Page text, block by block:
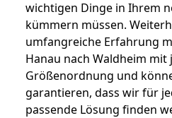
wichtigen Dinge in Ihrem
kümmern müssen.
umfangreiche Erfahrung
Hanau nach Waldheim mit
Größenordnung und
garantieren, dass wir für
passende Lösung finden